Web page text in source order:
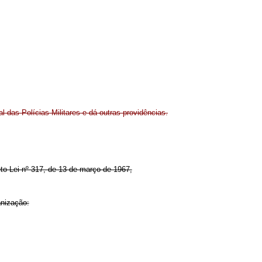
das Polícias Militares e dá outras providências.
Lei nº 317, de 13 de março de 1967,